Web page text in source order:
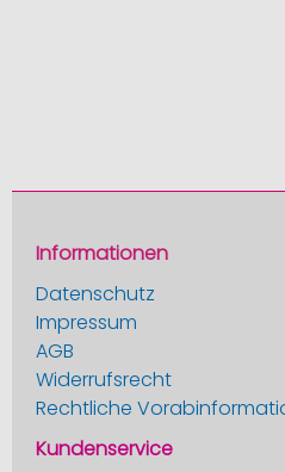
Informationen
Datenschutz
Impressum
AGB
Widerrufsrecht
Rechtliche
Kundenservice